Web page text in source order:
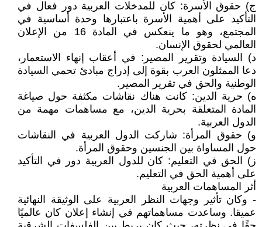
‌ج) حقوق الأسرة: كان للمدخلات العربية دور فعال في
التأكيد على أهمية الأسرة باعتبارها وحدة أساسية في
المجتمع، وهو ما ينعكس في المادة 16 من الإعلان
العالمي لحقوق الإنسان.
‌د) السيادة وتقرير المصير: في أعقاب إنهاء الاستعمار،
دعا الممثلون العرب بقوة إلى إدراج مبادئ تحمي السيادة
الوطنية والحق في تقرير المصير.
‌ه) حرية الدين: كانت هناك نقاشات مكثفة حول صياغة
المادة المتعلقة بحرية الدين، مع مساهمات مهمة من
الدول العربية.
‌و) حقوق المرأة: شاركت الدول العربية في النقاشات
حول المساواة بين الجنسين وحقوق المرأة.
‌ز) الحق في التعليم: كان للدول العربية دور في التأكيد
على أهمية الحق في التعليم.
أثر المساهمات العربية
- وكان تأثير وجهات النظر العربية على الوثيقة النهائية
عميقا. وساعدت مساهماتهم في إنشاء إعلان كان عالميًا